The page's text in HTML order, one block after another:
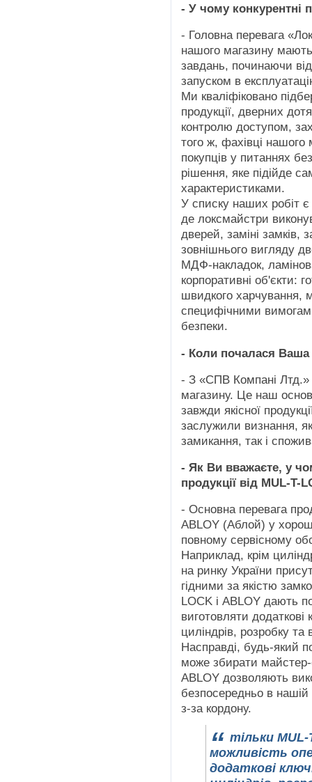
- У чому конкурентні
- Головна перевага
нашого магазину
завдань, починаючи
запуском в
Ми кваліфіковано
продукції, дверних
контролю доступом,
того ж, фахівці нашого
покупців у питаннях
рішення, яке підійде
характеристиками.
У списку наших робіт є
де локсмайстри
дверей, заміні замків,
зовнішнього вигляду
МДФ-накладок,
корпоративні об'єкти:
швидкого харчування,
специфічними
безпеки.
- Коли почалася Ваша
- З «СПВ Компані
магазину. Це наш
завжди якісної
заслужили визнання, як
замикання, так і
- Як Ви вважаєте, у
продукції від MUL-T-
- Основна перевага
ABLOY (Аблой) у
повному сервісному
Наприклад, крім
на ринку України
гідними за якістю
LOCK і ABLOY дають
виготовляти
циліндрів, розробку
Насправді, будь-який
може збирати
ABLOY дозволяють
безпосередньо в нашій
з-за кордону.
тільки
можливість
додаткові